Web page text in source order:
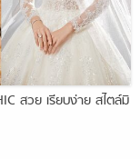
สวย เรียบง่าย สไตล์มิ